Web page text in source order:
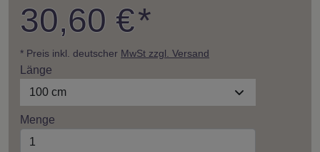
30,60 €*
* Preis inkl. deutscher MwSt zzgl. Versand
Länge
100 cm
Menge